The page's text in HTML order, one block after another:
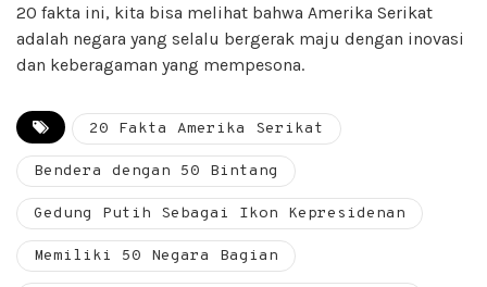
20 fakta ini, kita bisa melihat bahwa Amerika Serikat
adalah negara yang selalu bergerak maju dengan inovasi
dan keberagaman yang mempesona.
20 Fakta Amerika Serikat
Bendera dengan 50 Bintang
Gedung Putih Sebagai Ikon Kepresidenan
Memiliki 50 Negara Bagian